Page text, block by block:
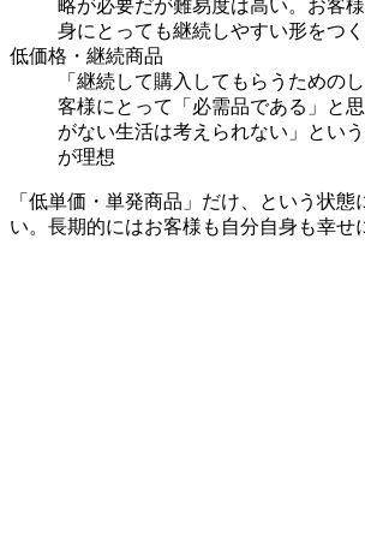
略が必要だが難易度は高い。お客
身にとっても継続しやすい形をつ
低価格・継続商品
「継続して購入してもらうための
客様にとって「必需品である」と
がない生活は考えられない」とい
が理想
「低単価・単発商品」だけ、という状態
い。長期的にはお客様も自分自身も幸せ